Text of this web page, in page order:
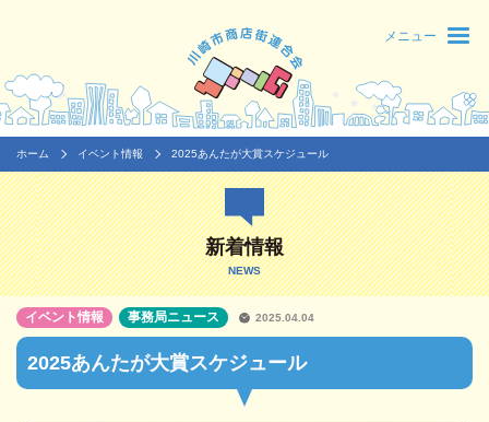
メニュー
ホーム イベント情報 2025あんたが大賞スケジュール
新着情報
NEWS
2025あんたが大賞スケジュール
イベント情報 事務局ニュース 2025.04.04